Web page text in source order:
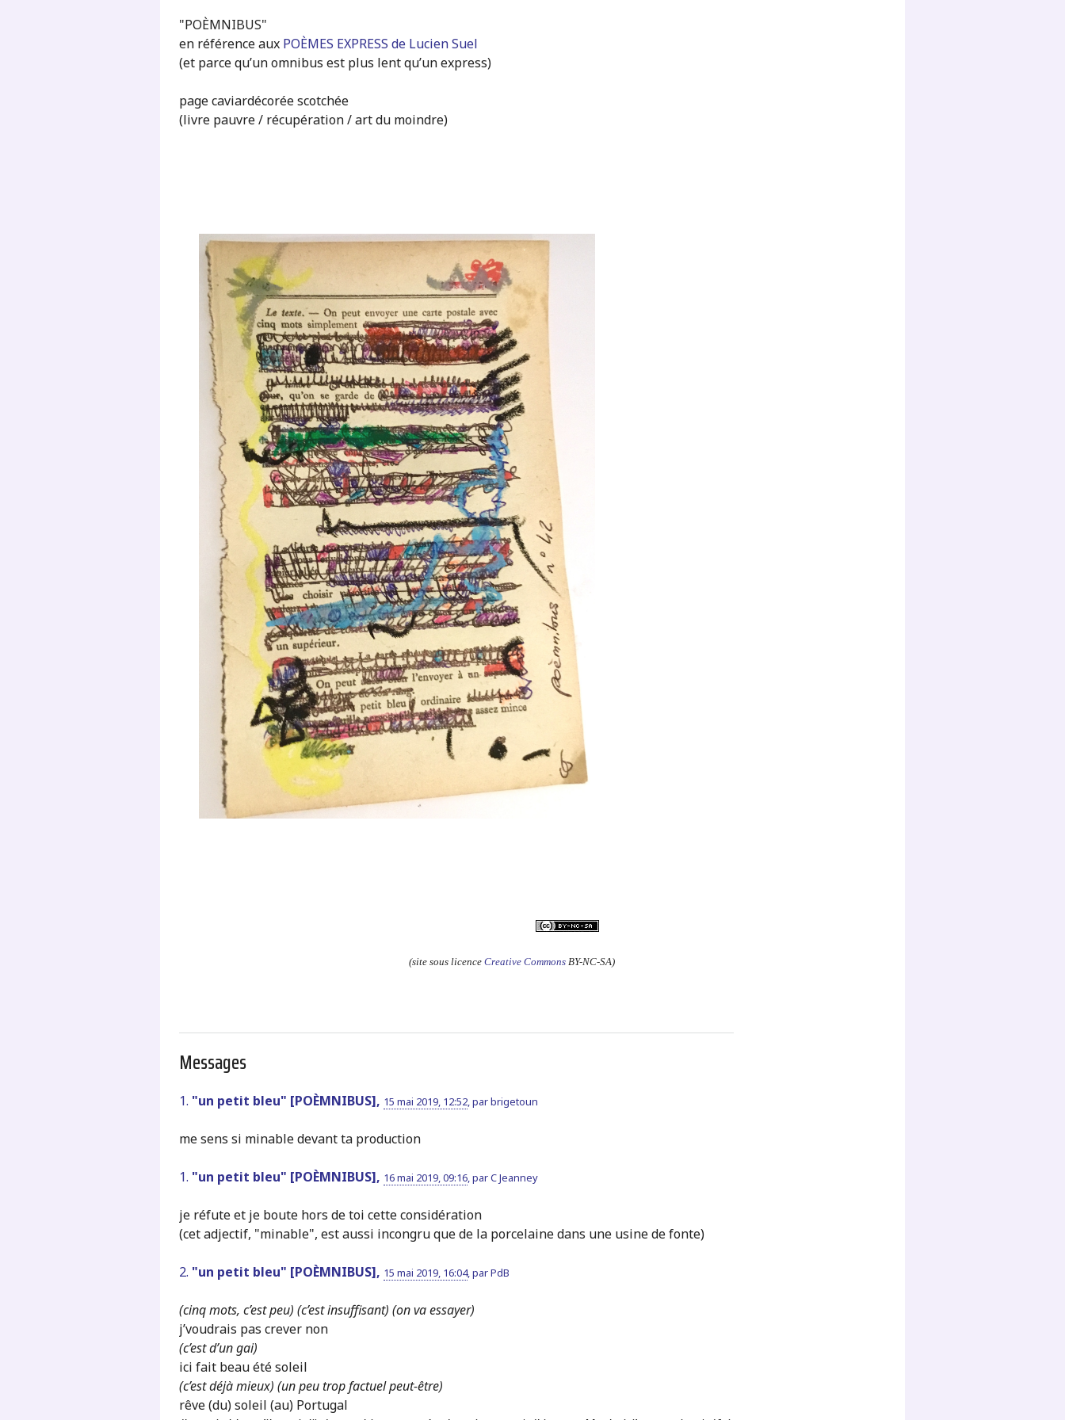
"POÈMNIBUS"
en référence aux POÈMES EXPRESS de Lucien Suel
(et parce qu’un omnibus est plus lent qu’un express)
page caviardécorée scotchée
(livre pauvre / récupération / art du moindre)
(site sous licence Creative CommonsBY-NC-SA)
Messages
1. "un petit bleu" [POÈMNIBUS], 15 mai 2019, 12:52,parbrigetoun
me sens si minable devant ta production
1. "un petit bleu" [POÈMNIBUS], 16 mai 2019, 09:16,parC Jeanney
je réfute et je boute hors de toi cette considération
(cet adjectif, "minable", est aussi incongru que de la porcelaine dans une usine de fonte)
2. "un petit bleu" [POÈMNIBUS], 15 mai 2019, 16:04,parPdB
(cinq mots, c’est peu) (c’est insuffisant) (on va essayer)
j’voudrais pas crever non
(c’est d’un gai)
ici fait beau été soleil
(c’est déjà mieux) (un peu trop factuel peut-être)
rêve (du) soleil (au) Portugal